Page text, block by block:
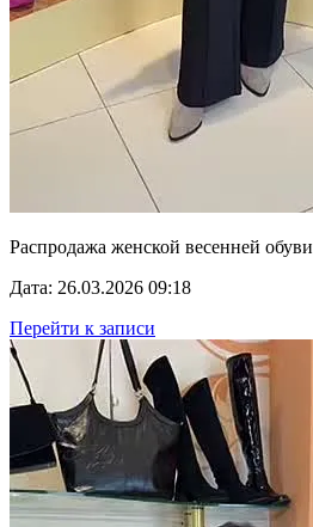
Распродажа женской весенней обуви
Дата: 26.03.2026 09:18
Перейти к записи